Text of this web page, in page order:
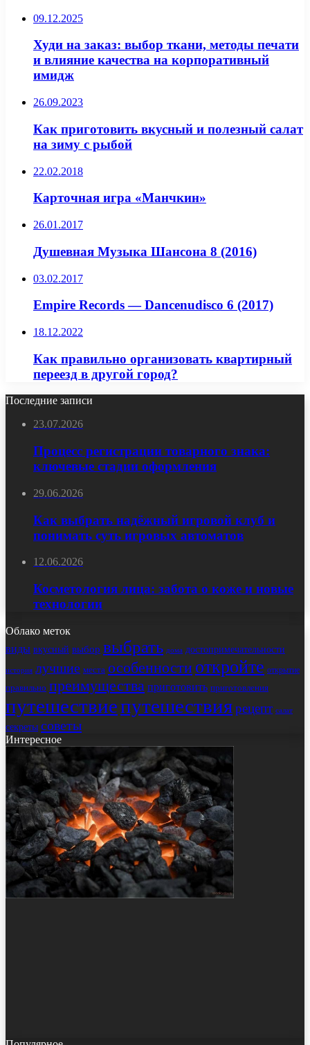
09.12.2025
Худи на заказ: выбор ткани, методы печати
и влияние качества на корпоративный
имидж
26.09.2023
Как приготовить вкусный и полезный салат
на зиму с рыбой
22.02.2018
Карточная игра «Манчкин»
26.01.2017
Душевная Музыка Шансона 8 (2016)
03.02.2017
Empire Records — Dancenudisco 6 (2017)
18.12.2022
Как правильно организовать квартирный
переезд в другой город?
Последние записи
23.07.2026
Процесс регистрации товарного знака:
ключевые стадии оформления
29.06.2026
Как выбрать надёжный игровой клуб и
понимать суть игровых автоматов
12.06.2026
Косметология лица: забота о коже и новые
технологии
Облако меток
виды вкусный выбор выбрать дома достопримечательности
история лучшие места особенности откройте открытие
правильно преимущества приготовить приготовления
путешествиепутешествиярецепт салат
секреты советы
Интересное